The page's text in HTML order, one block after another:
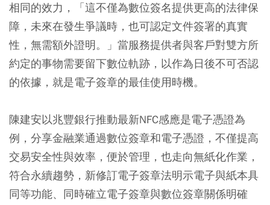
相同的效力，「這不僅為數位簽名提供更高的法律保
障，未來在發生爭議時，也可認定文件簽署的真實
性，無需額外證明。」當服務提供者與客戶對雙方所
約定的事物需要留下數位軌跡，以作為日後不可否認
的依據，就是電子簽章的最佳使用時機。
陳建安以兆豐銀行推動最新NFC感應是電子憑證為
例，分享金融業通過數位簽章和電子憑證，不僅提高
交易安全性與效率，便於管理，也走向無紙化作業，
符合永續趨勢，新修訂電子簽章法明示電子與紙本具
同等功能、同時確立電子簽章與數位簽章關係明確